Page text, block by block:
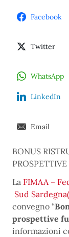
Facebook
Twitter
WhatsApp
LinkedIn
Email
BONUS
La FIMAA –
Sud Sardegna
convegno “
prospettive
informazioni